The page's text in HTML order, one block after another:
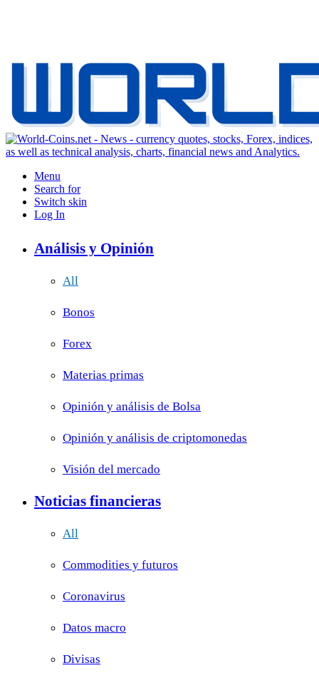
Menu
Search for
Switch skin
Log In
Análisis y Opinión
All
Bonos
Forex
Materias primas
Opinión y análisis de Bolsa
Opinión y análisis de criptomonedas
Visión del mercado
Noticias financieras
All
Commodities y futuros
Coronavirus
Datos macro
Divisas